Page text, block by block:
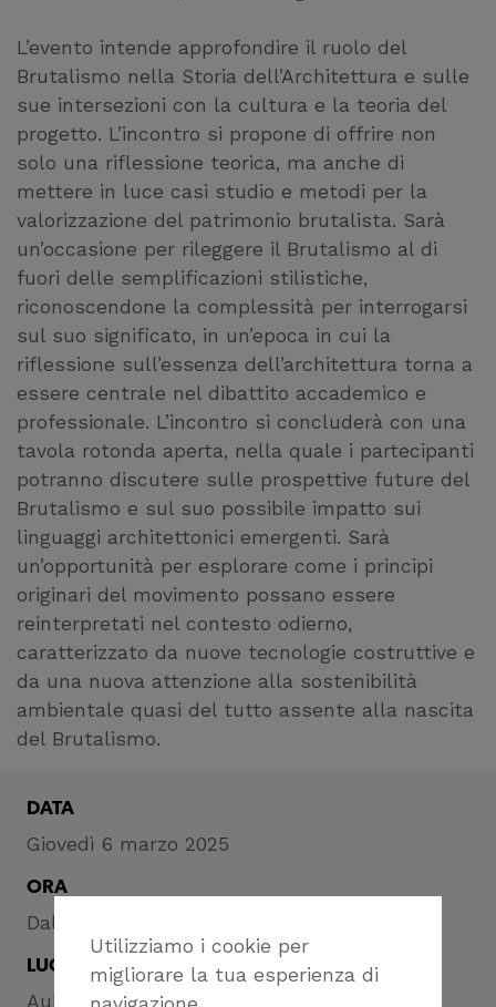
Utilizziamo i cookie per
migliorare la tua esperienza di
L’evento intende approfondire il ruolo del
Brutalismo nella Storia dell’Architettura e sulle
sue intersezioni con la cultura e la teoria del
progetto. L’incontro si propone di offrire non
solo una riflessione teorica, ma anche di
mettere in luce casi studio e metodi per la
valorizzazione del patrimonio brutalista. Sarà
un’occasione per rileggere il Brutalismo al di
fuori delle semplificazioni stilistiche,
riconoscendone la complessità per interrogarsi
sul suo significato, in un’epoca in cui la
riflessione sull’essenza dell’architettura torna a
essere centrale nel dibattito accademico e
professionale. L’incontro si concluderà con una
tavola rotonda aperta, nella quale i partecipanti
potranno discutere sulle prospettive future del
Brutalismo e sul suo possibile impatto sui
linguaggi architettonici emergenti. Sarà
un’opportunità per esplorare come i principi
originari del movimento possano essere
reinterpretati nel contesto odierno,
caratterizzato da nuove tecnologie costruttive e
da una nuova attenzione alla sostenibilità
ambientale quasi del tutto assente alla nascita
del Brutalismo.
DATA
Giovedì 6 marzo 2025
ORA
Dalle ore 17 alle ore 19
LUOGO
Aula Benvenuto del dAD – UniGe